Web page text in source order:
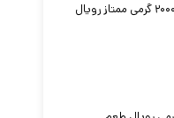
ران گوسفندی با استخوان ۲۰۰۰ گرمی ممتاز رویال